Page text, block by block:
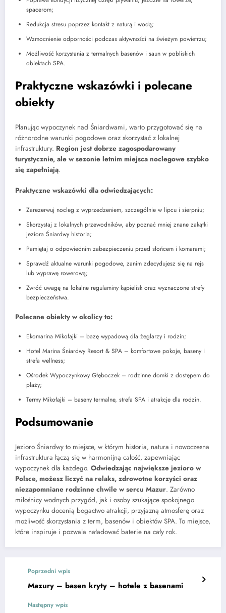
spacerom;
Redukcja stresu poprzez kontakt z naturą i wodą;
Wzmocnienie odporności podczas aktywności na świeżym powietrzu;
Możliwość korzystania z termalnych basenów i saun w pobliskich
obiektach SPA.
Praktyczne wskazówki i polecane
obiekty
Planując wypoczynek nad Śniardwami, warto przygotować się na
różnorodne warunki pogodowe oraz skorzystać z lokalnej
infrastruktury. Region jest dobrze zagospodarowany
turystycznie, ale w sezonie letnim miejsca noclegowe szybko
się zapełniają.
Praktyczne wskazówki dla odwiedzających:
Zarezerwuj nocleg z wyprzedzeniem, szczególnie w lipcu i sierpniu;
Skorzystaj z lokalnych przewodników, aby poznać mniej znane zakątki
jeziora Śniardwy historia;
Pamiętaj o odpowiednim zabezpieczeniu przed słońcem i komarami;
Sprawdź aktualne warunki pogodowe, zanim zdecydujesz się na rejs
lub wyprawę rowerową;
Zwróć uwagę na lokalne regulaminy kąpielisk oraz wyznaczone strefy
bezpieczeństwa.
Polecane obiekty w okolicy to:
Ekomarina Mikołajki – bazę wypadową dla żeglarzy i rodzin;
Hotel Marina Śniardwy Resort & SPA – komfortowe pokoje, baseny i
strefa wellness;
Ośrodek Wypoczynkowy Głęboczek – rodzinne domki z dostępem do
plaży;
Termy Mikołajki – baseny termalne, strefa SPA i atrakcje dla rodzin.
Podsumowanie
Jezioro Śniardwy to miejsce, w którym historia, natura i nowoczesna
infrastruktura łączą się w harmonijną całość, zapewniając
wypoczynek dla każdego. Odwiedzając największe jezioro w
Polsce, możesz liczyć na relaks, zdrowotne korzyści oraz
niezapomniane rodzinne chwile w sercu Mazur. Zarówno
miłośnicy wodnych przygód, jak i osoby szukające spokojnego
wypoczynku docenią bogactwo atrakcji, przyjazną atmosferę oraz
możliwość skorzystania z term, basenów i obiektów SPA. To miejsce,
które inspiruje i pozwala naładować baterie na cały rok.
Poprzedni wpis
Mazury – basen kryty – hotele z basenami
Następny wpis